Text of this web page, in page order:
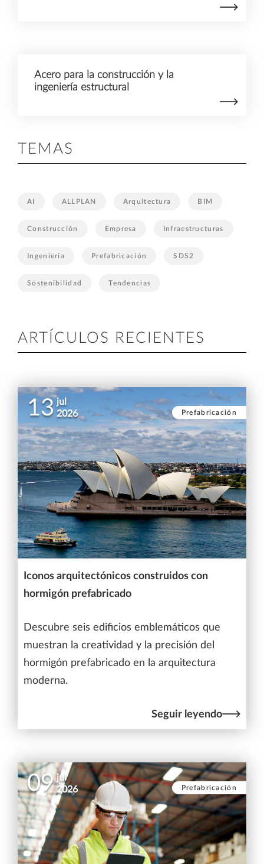
Acero para la construcción y la
ingeniería estructural
TEMAS
AI ALLPLAN Arquitectura BIM
Construcción Empresa Infraestructuras
Ingeniería Prefabricación SDS2
Sostenibilidad Tendencias
ARTÍCULOS RECIENTES
13 jul
2026
Prefabricación
Iconos arquitectónicos construidos con
hormigón prefabricado
Descubre seis edificios emblemáticos que
muestran la creatividad y la precisión del
hormigón prefabricado en la arquitectura
moderna.
Seguir leyendo
09 jul
2026
Prefabricación